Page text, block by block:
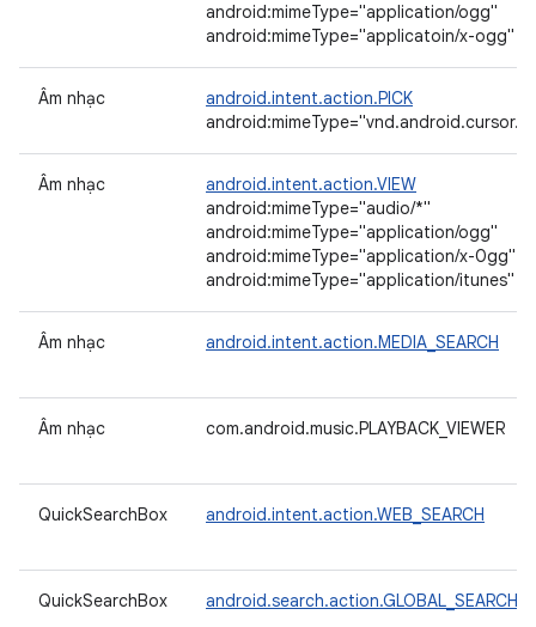
android:mimeType="application/ogg"
android:mimeType="applicatoin/x-ogg"
Âm nhạc
android.intent.action.PICK
Âm nhạc
android.intent.action.VIEW
android:mimeType="audio/*"
android:mimeType="application/ogg"
android:mimeType="application/x-0gg"
android:mimeType="application/itunes"
Âm nhạc android.intent.action.MEDIA_SEARCH
Âm nhạc com.android.music.PLAYBACK_VIEWER
QuickSearchBox android.intent.action.WEB_SEARCH
QuickSearchBox android.search.action.GLOBAL_SEARCH